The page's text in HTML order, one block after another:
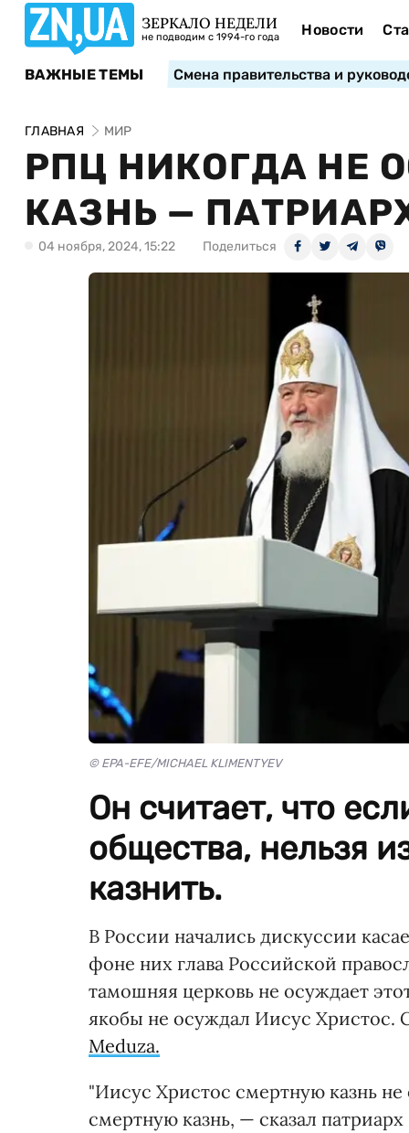
ЗЕРКАЛО НЕДЕЛИ
не подводим с 1994-го года Новости
ВАЖНЫЕ ТЕМЫ Смена правительства и
ГЛАВНАЯ МИР
РПЦ НИКОГДА НЕ
КАЗНЬ —
04 ноября, 2024, 15:22 Поделиться
© EPA-EFE/MICHAEL KLIMENTYEV
Он считает, что
общества, нельзя
казнить.
В России начались дискуссии
фоне них глава Российской
тамошняя церковь не осуждает
якобы не осуждал Иисус Христос.
Meduza.
"Иисус Христос смертную казнь
смертную казнь, — сказал